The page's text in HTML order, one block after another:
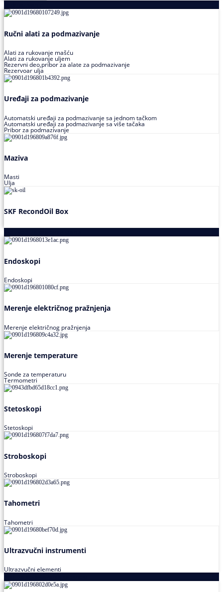
Ručni alati za podmazivanje
Alati za rukovanje mašću
Alati za rukovanje uljem
Rezervni deo,pribor za alate za podmazivanje
Rezervoar ulja
Uređaji za podmazivanje
Automatski uređaji za podmazivanje sa jednom tačkom
Automatski uređaji za podmazivanje sa više tačaka
Pribor za podmazivanje
Maziva
Masti
Ulja
SKF RecondOil Box
Endoskopi
Endoskopi
Merenje električnog pražnjenja
Merenje električnog pražnjenja
Merenje temperature
Sonde za temperaturu
Termometri
Stetoskopi
Stetoskopi
Stroboskopi
Stroboskopi
Tahometri
Tahometri
Ultrazvučni instrumenti
Ultrazvučni elementi